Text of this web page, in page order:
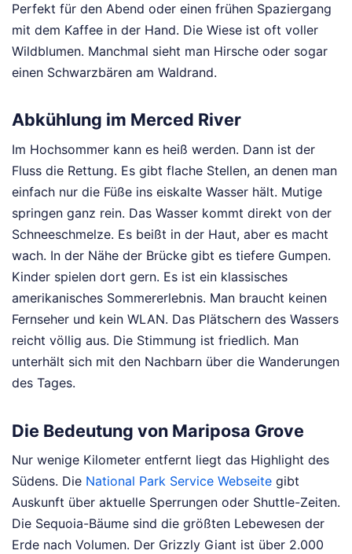
Perfekt für den Abend oder einen frühen Spaziergang
mit dem Kaffee in der Hand. Die Wiese ist oft voller
Wildblumen. Manchmal sieht man Hirsche oder sogar
einen Schwarzbären am Waldrand.
Abkühlung im Merced River
Im Hochsommer kann es heiß werden. Dann ist der
Fluss die Rettung. Es gibt flache Stellen, an denen man
einfach nur die Füße ins eiskalte Wasser hält. Mutige
springen ganz rein. Das Wasser kommt direkt von der
Schneeschmelze. Es beißt in der Haut, aber es macht
wach. In der Nähe der Brücke gibt es tiefere Gumpen.
Kinder spielen dort gern. Es ist ein klassisches
amerikanisches Sommererlebnis. Man braucht keinen
Fernseher und kein WLAN. Das Plätschern des Wassers
reicht völlig aus. Die Stimmung ist friedlich. Man
unterhält sich mit den Nachbarn über die Wanderungen
des Tages.
Die Bedeutung von Mariposa Grove
Nur wenige Kilometer entfernt liegt das Highlight des
Südens. Die National Park Service Webseite gibt
Auskunft über aktuelle Sperrungen oder Shuttle-Zeiten.
Die Sequoia-Bäume sind die größten Lebewesen der
Erde nach Volumen. Der Grizzly Giant ist über 2.000